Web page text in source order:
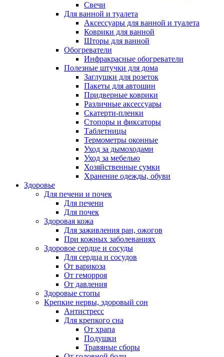
Свечи
Для ванной и туалета
Аксессуары для ванной и туалета
Коврики для ванной
Шторы для ванной
Обогреватели
Инфракрасные обогреватели
Полезные штучки для дома
Заглушки для розеток
Пакеты для автошин
Придверные коврики
Различные аксессуары
Скатерти-пленки
Стопоры и фиксаторы
Таблетницы
Термометры оконные
Уход за дымоходами
Уход за мебелью
Хозяйственные сумки
Хранение одежды, обуви
Здоровье
Для печени и почек
Для печени
Для почек
Здоровая кожа
Для заживления ран, ожогов
При кожных заболеваниях
Здоровое сердце и сосуды
Для сердца и сосудов
От варикоза
От геморроя
От давления
Здоровые стопы
Крепкие нервы, здоровый сон
Антистресс
Для крепкого сна
От храпа
Подушки
Травяные сборы